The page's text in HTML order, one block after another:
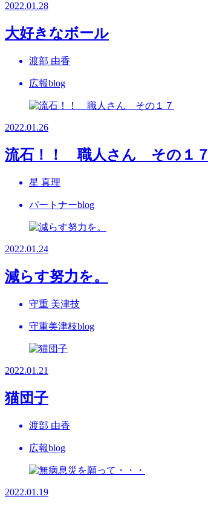
2022.01.28
大好きなボール
渡部 由香
広報blog
2022.01.26
流石！！ 職人さん その１７
星 真理
パートナーblog
2022.01.24
減らす努力を。
守重 美津技
守重美津枝blog
2022.01.21
猫団子
渡部 由香
広報blog
2022.01.19